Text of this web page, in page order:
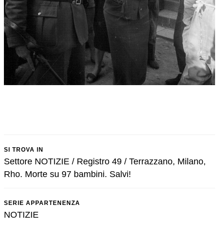
SI TROVA IN
Settore NOTIZIE / Registro 49 / Terrazzano, Milano,
Rho. Morte su 97 bambini. Salvi!
SERIE APPARTENENZA
NOTIZIE